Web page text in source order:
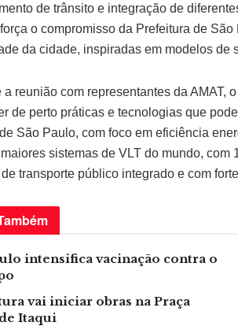
de trânsito e integração de
o compromisso da Prefeitura de
da cidade, inspiradas em modelos de
a reunião com representantes da AMAT,
de perto práticas e tecnologias que
São Paulo, com foco em eficiência
sistemas de VLT do mundo,
transporte público integrado e com
intensifica vacinação contra o
vai iniciar obras na Praça
Itaqui